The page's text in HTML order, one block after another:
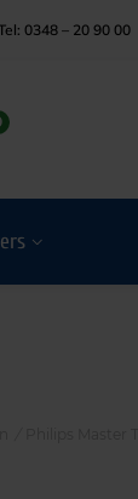
0348 – 20 90 00